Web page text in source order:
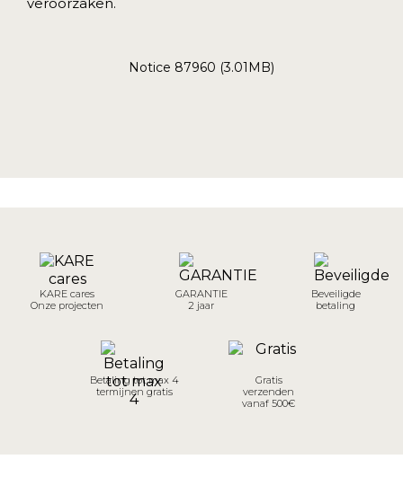
Notice 87960 (3.01MB)
KARE cares
Onze projecten
GARANTIE
2 jaar
Beveiligde
betaling
Betaling tot max 4
termijnen gratis
Gratis
verzenden
vanaf 500€